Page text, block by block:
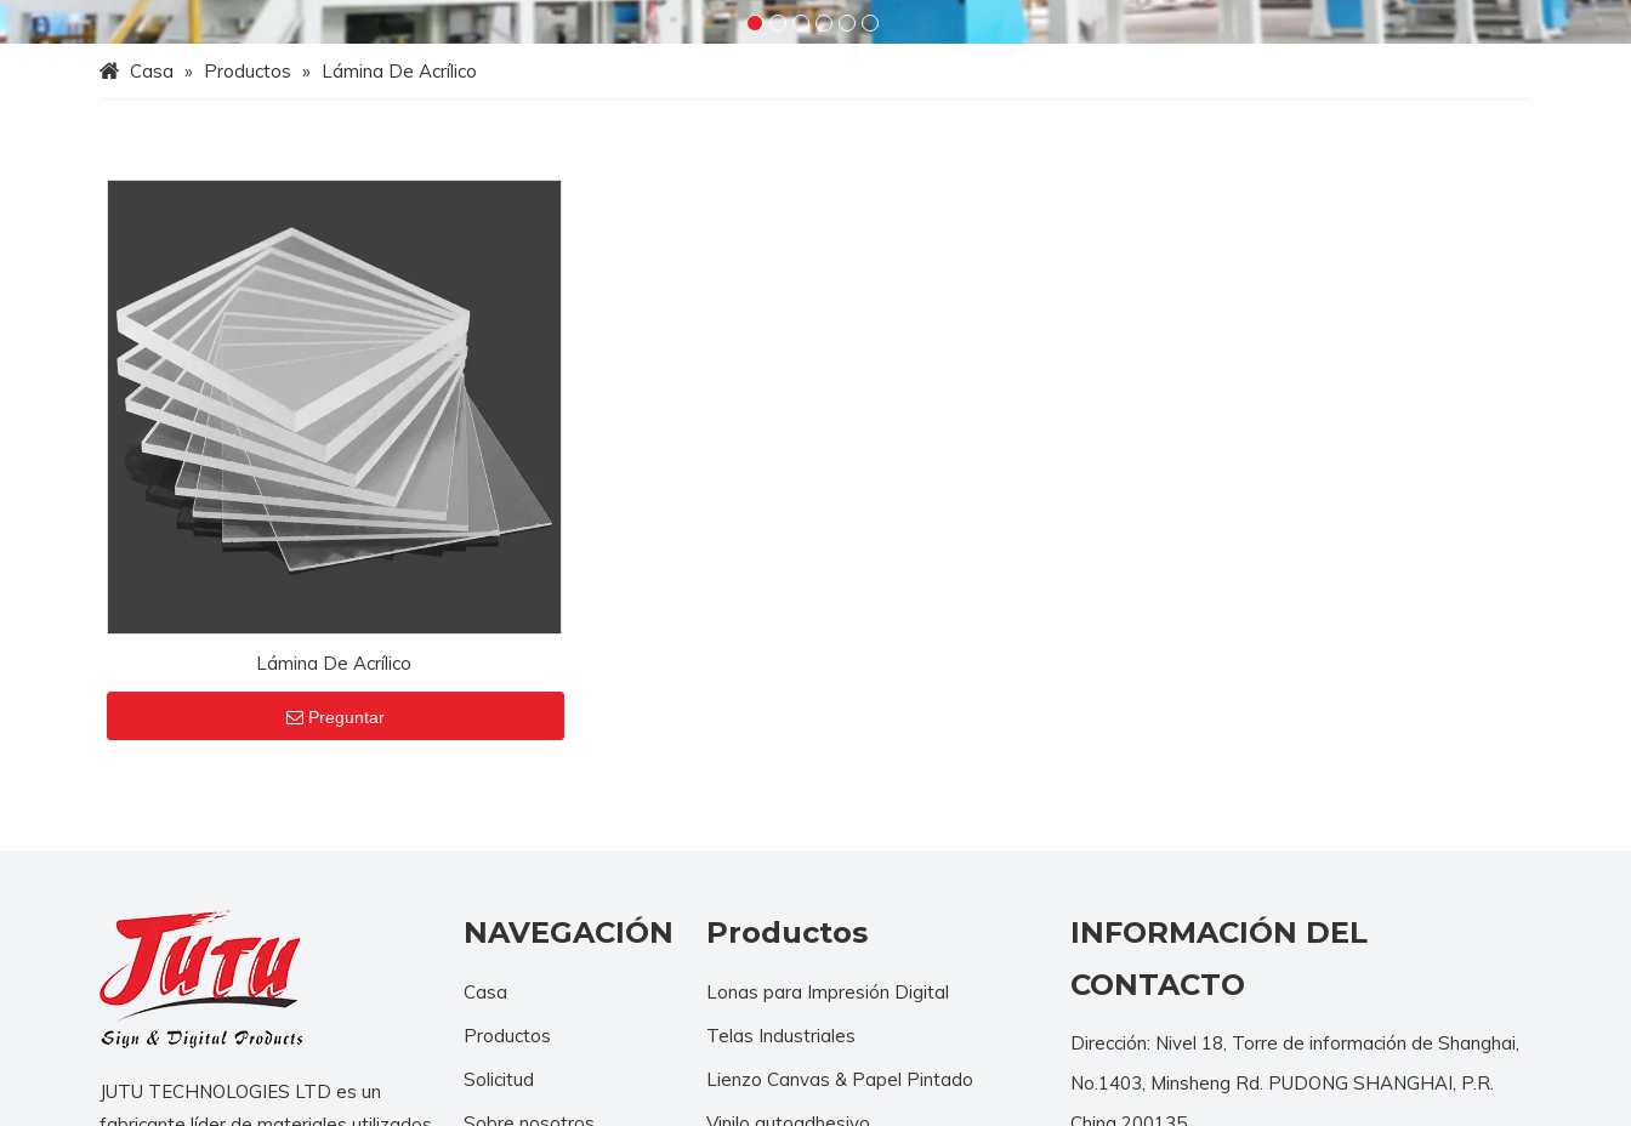
Casa » Productos » Lámina De Acrílico
Lámina De Acrílico
Preguntar
JUTU TECHNOLOGIES LTD es un
NAVEGACIÓN
Casa
Productos
Solicitud
Productos
Lonas para Impresión Digital
Telas Industriales
Lienzo Canvas & Papel Pintado
INFORMACIÓN DEL
CONTACTO
Dirección: Nivel 18, Torre de información de Shanghai,
No.1403, Minsheng Rd. PUDONG SHANGHAI, P.R.